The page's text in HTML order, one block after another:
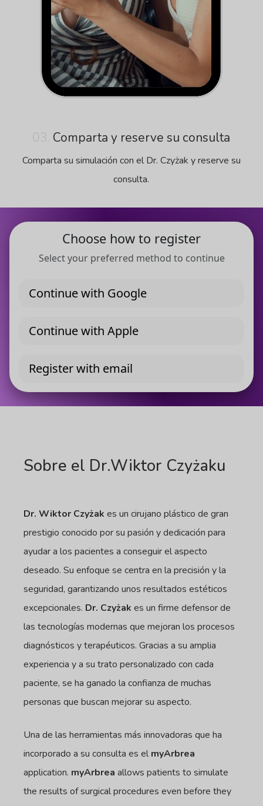
Comparta y reserve su consulta
Comparta su simulación con el Dr. Czyżak y reserve su
consulta.
Sobre el Dr.Wiktor Czyżaku
Dr. Wiktor Czyżak es un cirujano plástico de gran
prestigio conocido por su pasión y dedicación para
ayudar a los pacientes a conseguir el aspecto
deseado. Su enfoque se centra en la precisión y la
seguridad, garantizando unos resultados estéticos
excepcionales. Dr. Czyżak es un firme defensor de
las tecnologías modernas que mejoran los procesos
diagnósticos y terapéuticos. Gracias a su amplia
experiencia y a su trato personalizado con cada
paciente, se ha ganado la confianza de muchas
personas que buscan mejorar su aspecto.
Una de las herramientas más innovadoras que ha
incorporado a su consulta es el myArbrea
application. myArbrea allows patients to simulate
the results of surgical procedures even before they